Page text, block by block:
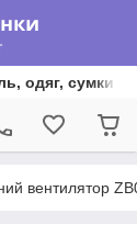
одяг, сумки
вентилятор